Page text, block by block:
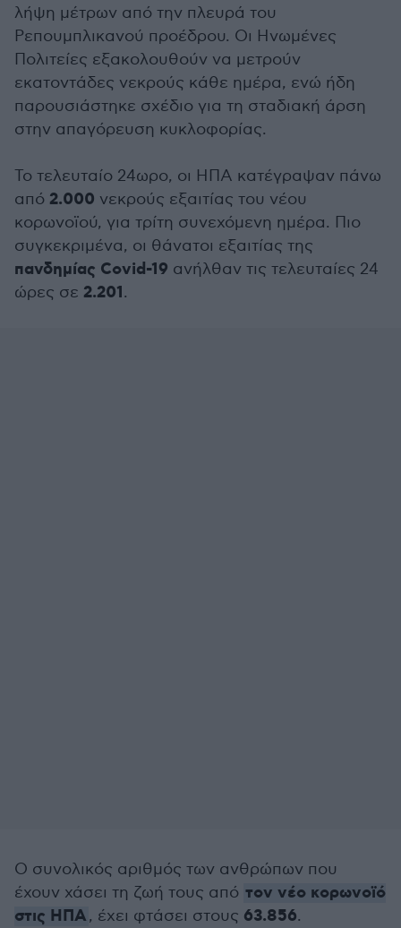
λήψη μέτρων από την πλευρά του
Ρεπουμπλικανού προέδρου. Οι Ηνωμένες
Πολιτείες εξακολουθούν να μετρούν
εκατοντάδες νεκρούς κάθε ημέρα, ενώ ήδη
παρουσιάστηκε σχέδιο για τη σταδιακή άρση
στην απαγόρευση κυκλοφορίας.
Το τελευταίο 24ωρο, οι ΗΠΑ κατέγραψαν πάνω
από 2.000 νεκρούς εξαιτίας του νέου
κορωνοϊού, για τρίτη συνεχόμενη ημέρα. Πιο
συγκεκριμένα, οι θάνατοι εξαιτίας της
πανδημίας Covid-19 ανήλθαν τις τελευταίες 24
ώρες σε 2.201.
Ο συνολικός αριθμός των ανθρώπων που
έχουν χάσει τη ζωή τους από τον νέο κορωνοϊό
στις ΗΠΑ, έχει φτάσει στους 63.856.